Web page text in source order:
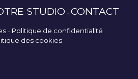
STUDIO CONTACT
Politique de confidentialité
des cookies